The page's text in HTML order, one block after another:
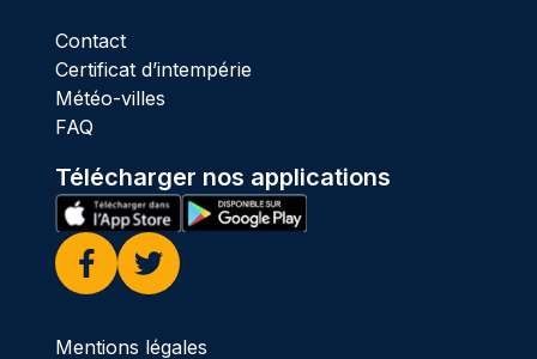
Contact
Certificat d’intempérie
Météo-villes
FAQ
Télécharger nos applications
Facebook
Twitter
Mentions légales